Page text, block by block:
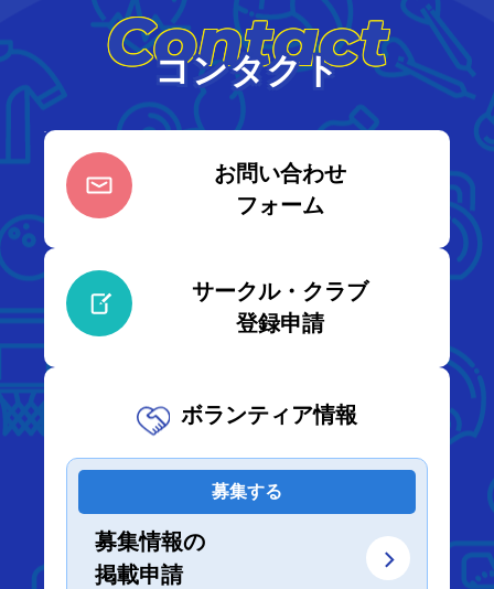
Contact
コンタクト
お問い合わせ
フォーム
サークル・クラブ
登録申請
ボランティア情報
募集する
募集情報の
掲載申請